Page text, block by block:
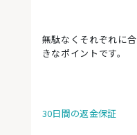
無駄なくそれぞれに
きなポイントです。
30日間の返金保証